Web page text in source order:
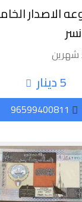
الاصدار
شهرين
5 دينار